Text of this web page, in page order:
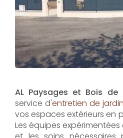
AL Paysages et Bois de
service d'entretien de
vos espaces extérieurs en
Les équipes